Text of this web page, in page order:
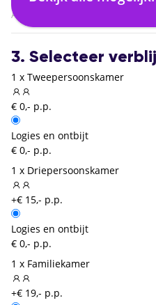
Amsterdam (AMS)
3. Selecteer
1 x Tweepersoonskamer
€ 0,- p.p.
Logies en ontbijt
€ 0,- p.p.
1 x Driepersoonskamer
+€ 15,- p.p.
Logies en ontbijt
€ 0,- p.p.
1 x Familiekamer
+€ 19,- p.p.